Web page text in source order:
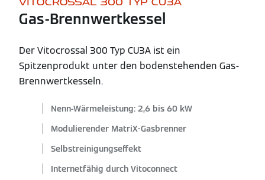
Gas-Brennwertkessel
Der Vitocrossal 300 Typ CU3A ist ein
Spitzenprodukt unter den bodenstehenden Gas-
Brennwertkesseln.
Nenn-Wärmeleistung: 2,6 bis 60 kW
Modulierender MatriX-Gasbrenner
Selbstreinigungseffekt
Internetfähig durch Vitoconnect